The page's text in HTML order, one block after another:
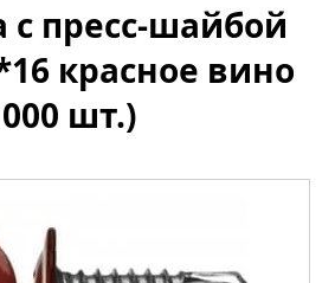
с пресс-шайбой
красное вино
шт.)